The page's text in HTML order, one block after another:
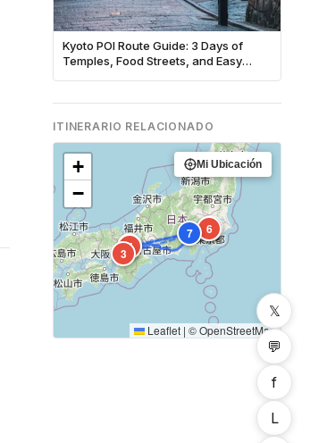
Kyoto POI Route Guide: 3 Days of
Temples, Food Streets, and Easy
ITINERARIO RELACIONADO
1
2
3
4
5
6
7
+
−
Mi Ubicación
Leaflet | ©OpenStreetMap
𝕏
💬
f
L